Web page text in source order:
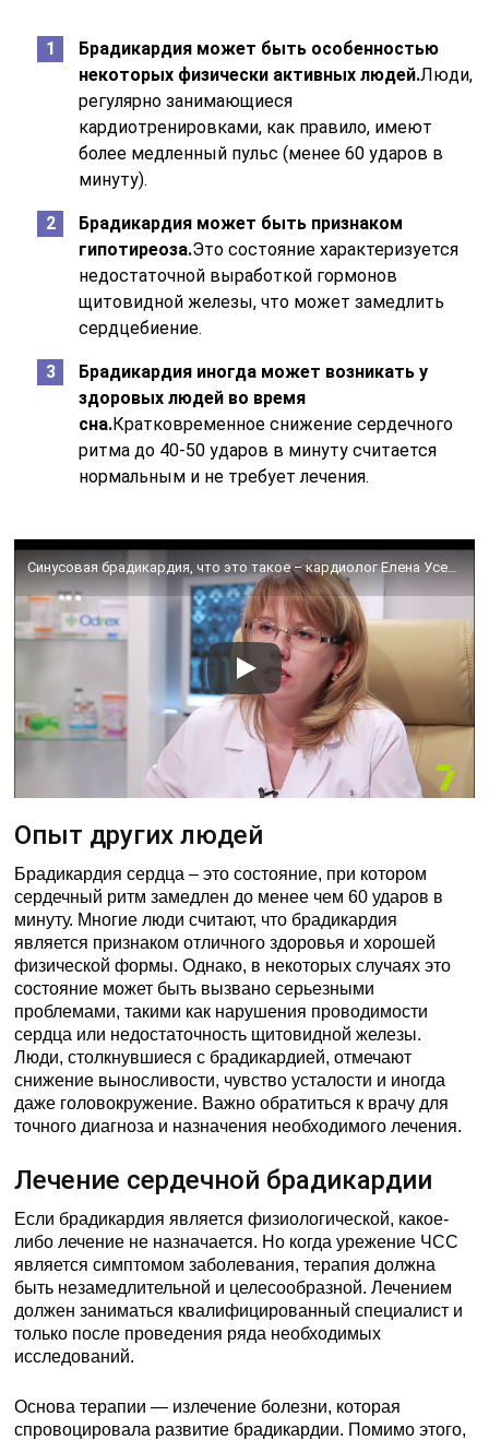
Брадикардия может быть особенностью
некоторых физически активных людей.Люди,
регулярно занимающиеся
кардиотренировками, как правило, имеют
более медленный пульс (менее 60 ударов в
минуту).
Брадикардия может быть признаком
гипотиреоза.Это состояние характеризуется
недостаточной выработкой гормонов
щитовидной железы, что может замедлить
сердцебиение.
Брадикардия иногда может возникать у
здоровых людей во время
сна.Кратковременное снижение сердечного
ритма до 40-50 ударов в минуту считается
нормальным и не требует лечения.
Опыт других людей
Брадикардия сердца – это состояние, при котором
сердечный ритм замедлен до менее чем 60 ударов в
минуту. Многие люди считают, что брадикардия
является признаком отличного здоровья и хорошей
физической формы. Однако, в некоторых случаях это
состояние может быть вызвано серьезными
проблемами, такими как нарушения проводимости
сердца или недостаточность щитовидной железы.
Люди, столкнувшиеся с брадикардией, отмечают
снижение выносливости, чувство усталости и иногда
даже головокружение. Важно обратиться к врачу для
точного диагноза и назначения необходимого лечения.
Лечение сердечной брадикардии
Если брадикардия является физиологической, какое-
либо лечение не назначается. Но когда урежение ЧСС
является симптомом заболевания, терапия должна
быть незамедлительной и целесообразной. Лечением
должен заниматься квалифицированный специалист и
только после проведения ряда необходимых
исследований.
Основа терапии — излечение болезни, которая
спровоцировала развитие брадикардии. Помимо этого,